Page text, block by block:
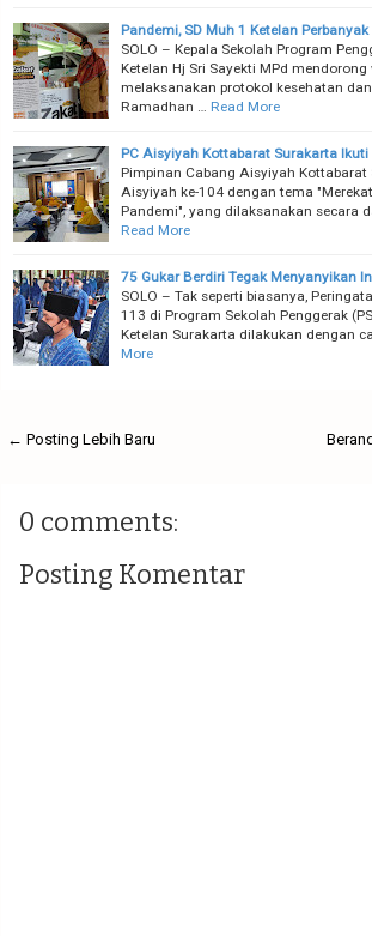
Pandemi, SD Muh 1 Ketelan
SOLO – Kepala Sekolah Program
Ketelan Hj Sri Sayekti MPd
melaksanakan protokol kesehatan
Ramadhan …
Read More
PC Aisyiyah Kottabarat Surakarta Ikuti
Pimpinan Cabang Aisyiyah
Aisyiyah ke-104 dengan tema
Pandemi", yang dilaksanakan secara
Read More
75 Gukar Berdiri Tegak Menyanyikan
SOLO – Tak seperti biasanya,
113 di Program Sekolah Penggerak
Ketelan Surakarta dilakukan dengan
More
← Posting Lebih Baru
0 comments:
Posting Komentar